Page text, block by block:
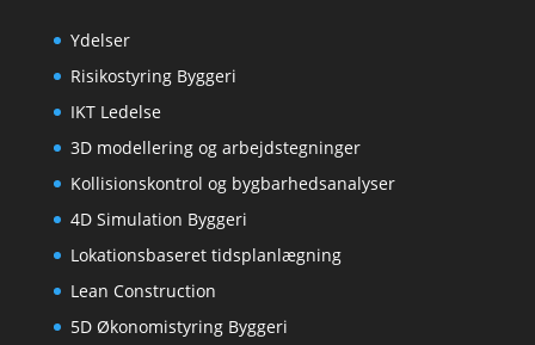
Ydelser
Risikostyring Byggeri
IKT Ledelse
3D modellering og arbejdstegninger
Kollisionskontrol og bygbarhedsanalyser
4D Simulation Byggeri
Lokationsbaseret tidsplanlægning
Lean Construction
5D Økonomistyring Byggeri